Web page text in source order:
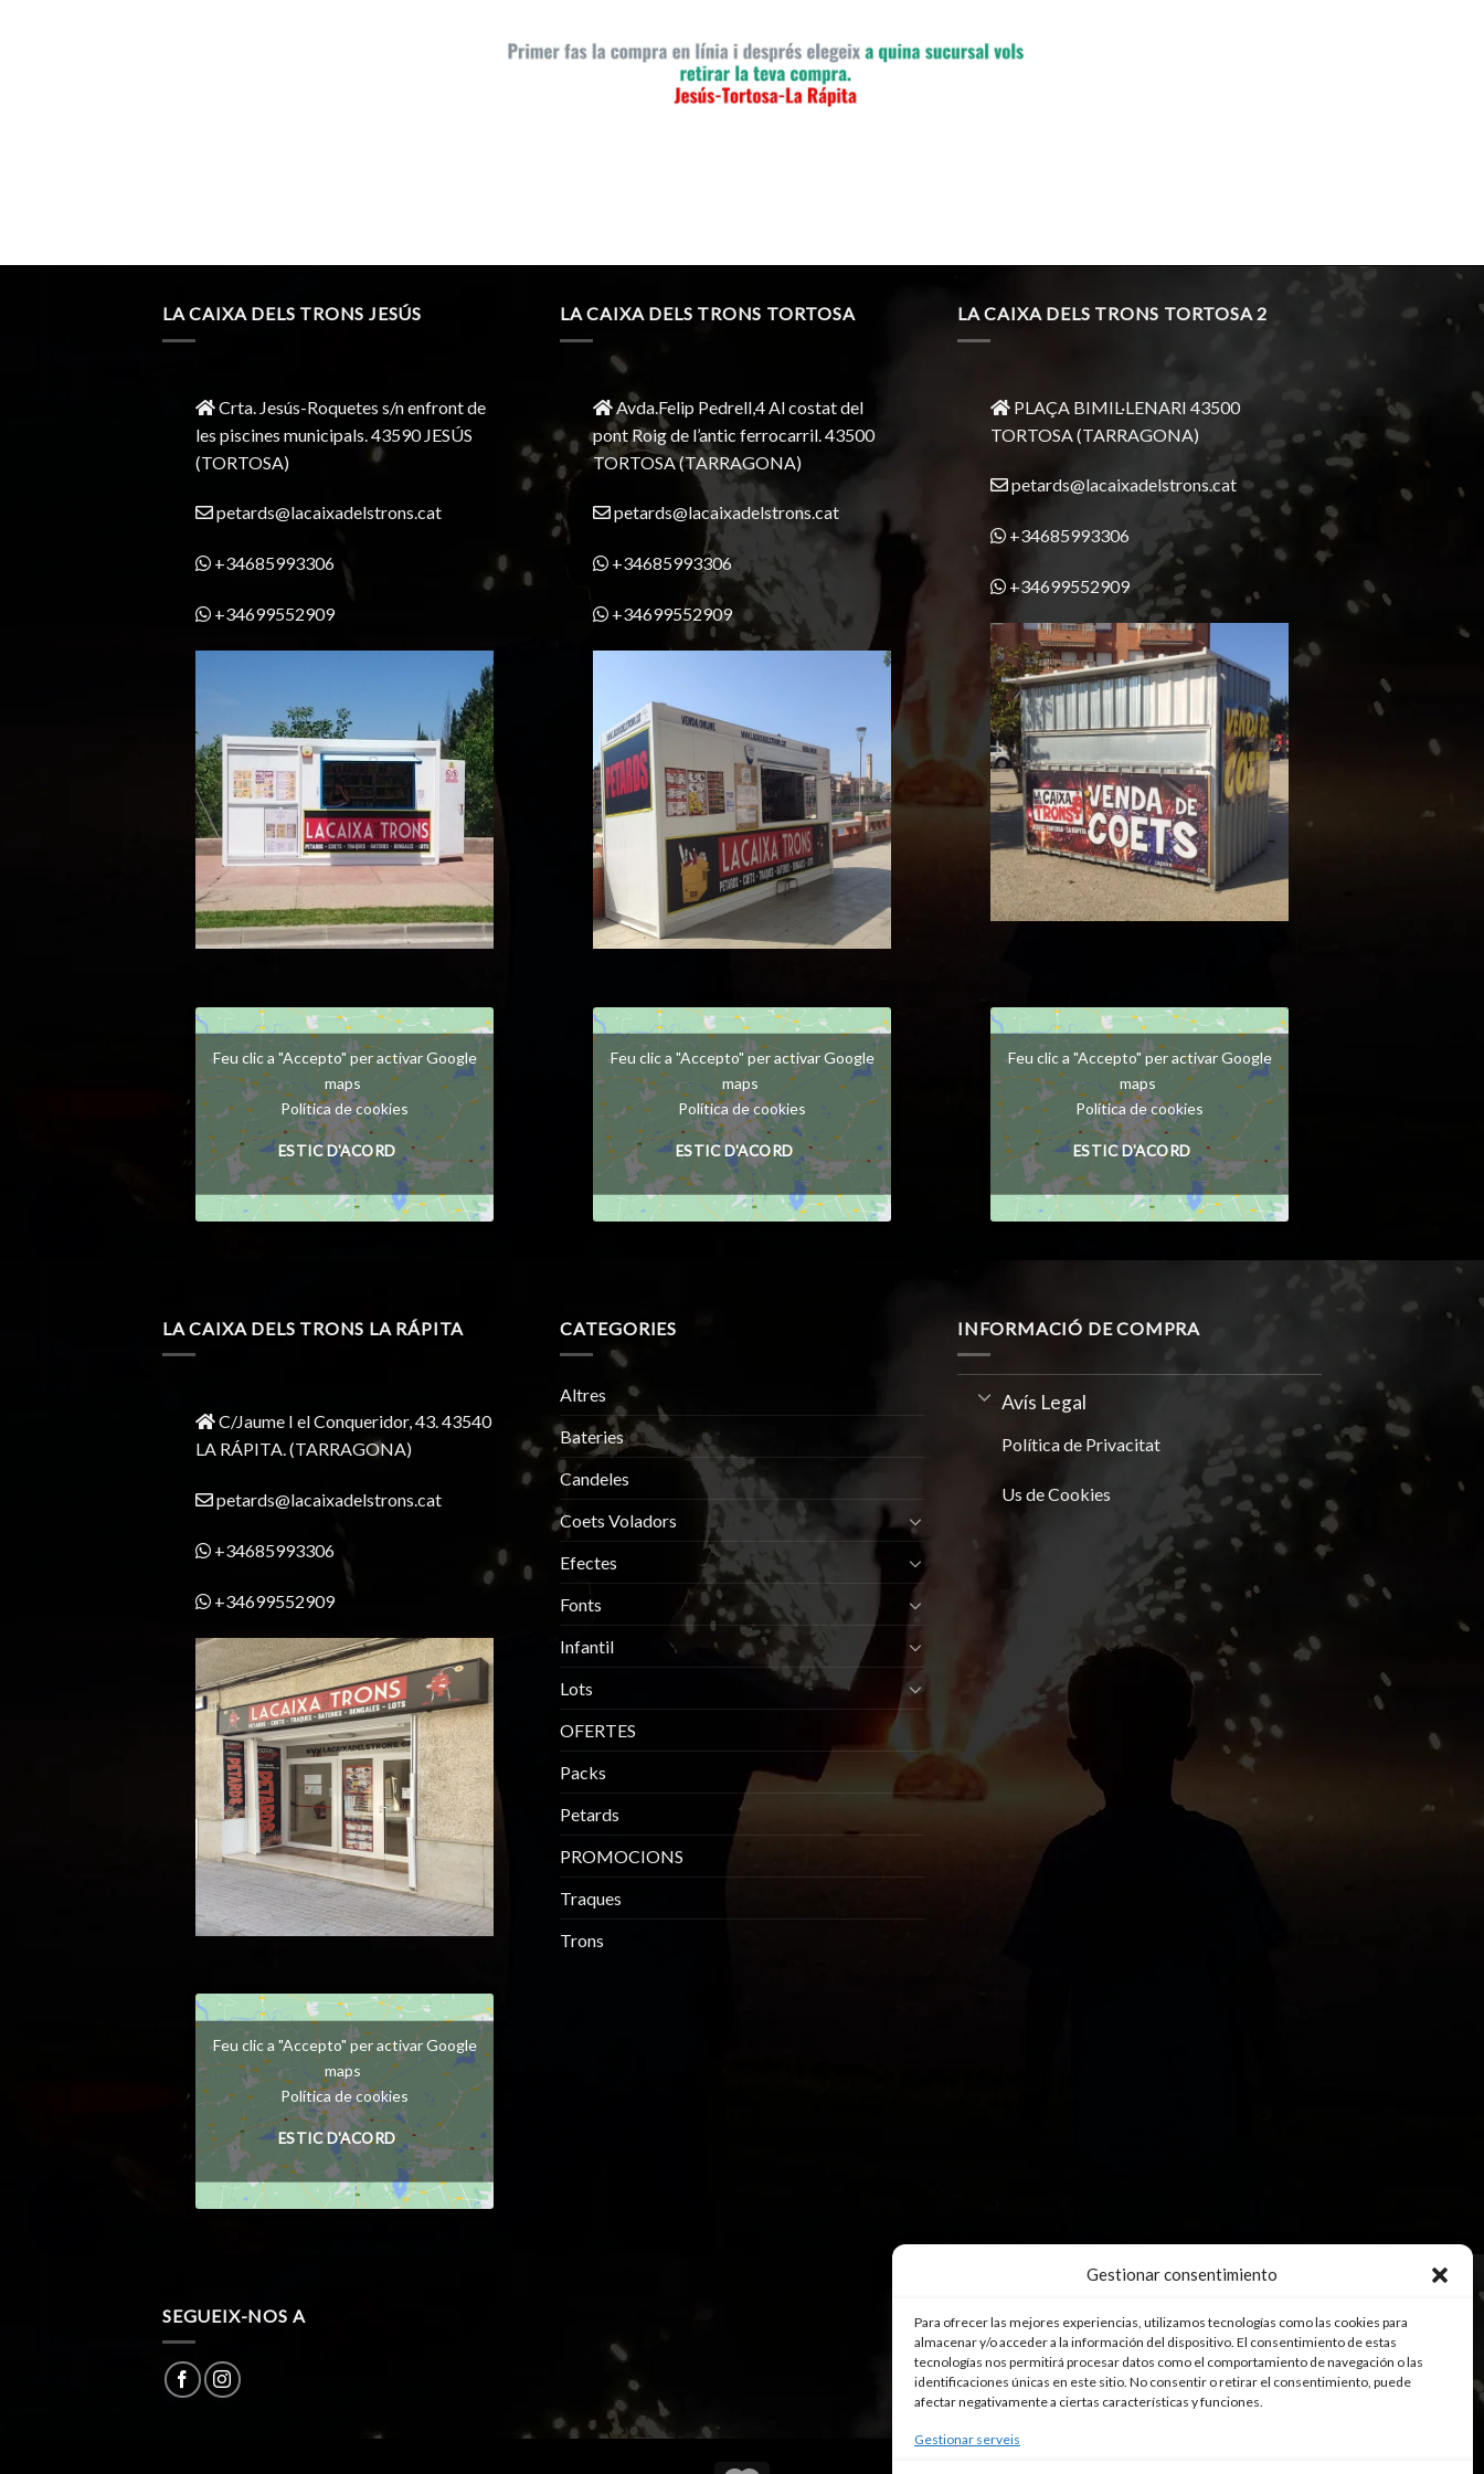
Gestionar consentimiento
Para ofrecer las mejores experiencias, utilizamos tecnologías como las cookies para
almacenar y/o acceder a la información del dispositivo. El consentimiento de estas
tecnologías nos permitirá procesar datos como el comportamiento de navegación o las
identificaciones únicas en este sitio. No consentir o retirar el consentimiento, puede
afectar negativamente a ciertas características y funciones.
Gestionar serveis
LA CAIXA DELS TRONS JESÚS
Crta. Jesús-Roquetes s/n enfront de
les piscines municipals. 43590 JESÚS
(TORTOSA)
petards@lacaixadelstrons.cat
+34685993306
+34699552909
Feu clic a "Accepto" per activar Google
maps
Política de cookies
ESTIC D'ACORD
LA CAIXA DELS TRONS TORTOSA
Avda.Felip Pedrell,4 Al costat del
pont Roig de l’antic ferrocarril. 43500
TORTOSA(TARRAGONA)
petards@lacaixadelstrons.cat
+34685993306
+34699552909
Feu clic a "Accepto" per activar Google
maps
Política de cookies
ESTIC D'ACORD
LA CAIXA DELS TRONS TORTOSA 2
PLAÇA BIMIL·LENARI 43500
TORTOSA (TARRAGONA)
petards@lacaixadelstrons.cat
+34685993306
+34699552909
Feu clic a "Accepto" per activar Google
maps
Política de cookies
ESTIC D'ACORD
LA CAIXA DELS TRONS LA RÁPITA
C/Jaume I el Conqueridor, 43.43540
LA RÁPITA.(TARRAGONA)
petards@lacaixadelstrons.cat
+34685993306
+34699552909
Feu clic a "Accepto" per activar Google
maps
Política de cookies
ESTIC D'ACORD
CATEGORIES
Altres
Bateries
Candeles
Coets Voladors
Efectes
Fonts
Infantil
Lots
OFERTES
Packs
Petards
PROMOCIONS
Traques
Trons
INFORMACIÓ DE COMPRA
Avís Legal
Política de Privacitat
Us de Cookies
SEGUEIX-NOS A